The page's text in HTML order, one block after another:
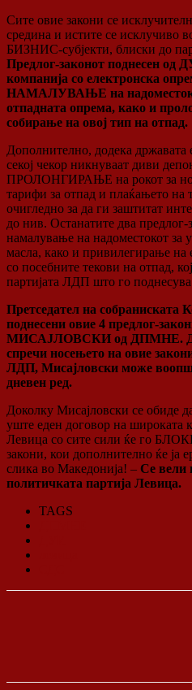
Сите овие закони се
средина и истите се исклучиво
БИЗНИС-субјекти, блиски до
Предлог-законот поднесен од
компанија со електронска
НАМАЛУВАЊЕ на
отпадната опрема, како и
собирање на овој тип на отпад.
Дополнително, додека државата
секој чекор никнуваат диви
ПРОЛОНГИРАЊЕ на рокот за
тарифи за отпад и плаќањето на
очигледно за да ги заштитат
до нив. Останатите два предлог-
намалување на надоместокот за
масла, како и привилегирање на
со посебните текови на отпад,
партијата ЛДП што го поднесува
Претседател на собраниската
поднесени овие 4 предлог-
МИСАЈЛОВСКИ од ДПМНЕ.
спречи носењето на овие
ЛДП, Мисајловски може
дневен ред.
Доколку Мисајловски се обиде
уште еден договор на широката
Левица со сите сили ќе го
закони, кои дополнително ќе ја
слика во Македонија! – Се вели
политичката партија Левица.
TAGS